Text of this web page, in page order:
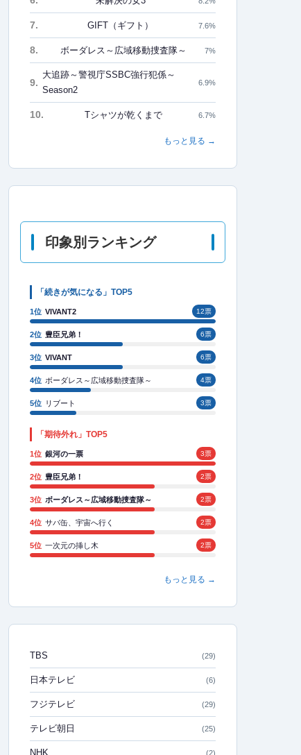
7. GIFT（ギフト） 7.6%
8. ボーダレス～広域移動捜査隊～ 7%
9.
大追跡～警視庁SSBC強行犯係～
Season2
6.9%
10. Tシャツが乾くまで 6.7%
もっと見る →
印象別ランキング
「続きが気になる」TOP5
1位 VIVANT2 12票
2位 豊臣兄弟！ 6票
3位 VIVANT 6票
4位 ボーダレス～広域移動捜査隊～ 4票
5位 リブート 3票
「期待外れ」TOP5
1位 銀河の一票 3票
2位 豊臣兄弟！ 2票
3位 ボーダレス～広域移動捜査隊～ 2票
4位 サバ缶、宇宙へ行く 2票
5位 一次元の挿し木 2票
もっと見る →
TBS (29)
日本テレビ (6)
フジテレビ (29)
テレビ朝日 (25)
NHK (2)